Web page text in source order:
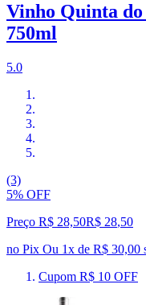
Vinho Quinta
750ml
5.0
(3)
5% OFF
Preço R$ 28,50R$ 28,50
no Pix Ou 1x de R$ 30,00
Cupom R$ 10 OFF